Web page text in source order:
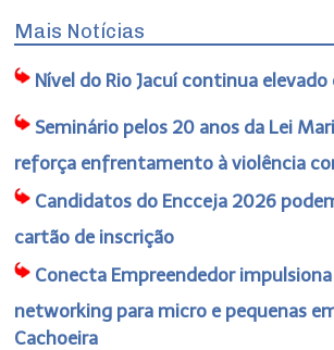
Mais Notícias
Nível do Rio Jacuí continua elevado
Seminário pelos 20 anos da Lei
reforça enfrentamento à violência
Candidatos do Encceja 2026
cartão de inscrição
Conecta Empreendedor
networking para micro e pequenas
Cachoeira